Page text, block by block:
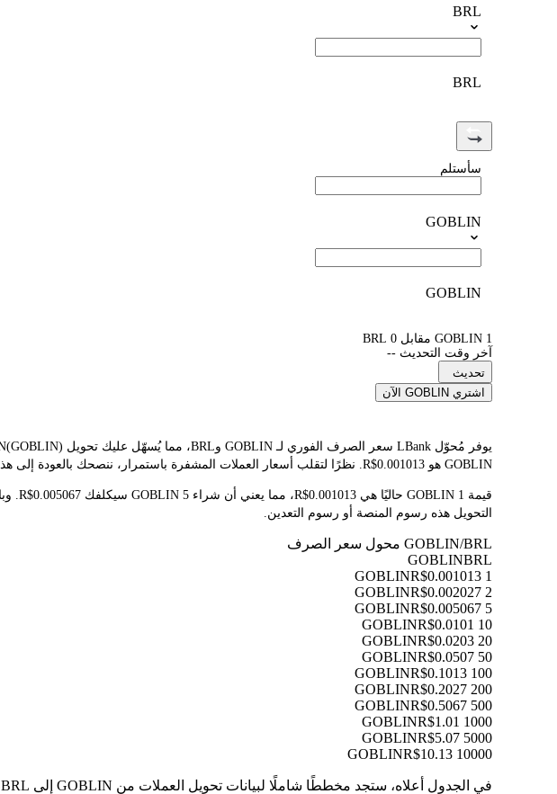
BRL
BRL
سأستلم
GOBLIN
GOBLIN
1 GOBLIN مقابل 0 BRL
آخر وقت التحديث --
تحديث
اشتري GOBLIN الآن
GOBLIN هو R$0.001013. نظرًا لتقلب أسعار العملات المشفرة باستمرار، ننصحك بالعودة إلى هذه الصفحة قبل التداول للاطلاع على أحدث نتائج التحويل.
التحويل هذه رسوم المنصة أو رسوم التعدين.
GOBLIN/BRL محول سعر الصرف
GOBLINBRL
1 GOBLIN
R$0.001013
2 GOBLIN
R$0.002027
5 GOBLIN
R$0.005067
10 GOBLIN
R$0.0101
20 GOBLIN
R$0.0203
50 GOBLIN
R$0.0507
100 GOBLIN
R$0.1013
200 GOBLIN
R$0.2027
500 GOBLIN
R$0.5067
1000 GOBLIN
R$1.01
5000 GOBLIN
R$5.07
10000 GOBLIN
R$10.13